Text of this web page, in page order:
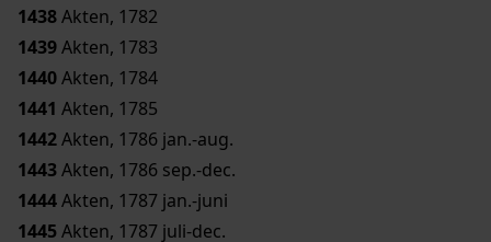
1438Akten, 1782
1439Akten, 1783
1440Akten, 1784
1441 Akten, 1785
1442Akten, 1786 jan.-aug.
1443Akten, 1786 sep.-dec.
1444Akten, 1787 jan.-juni
1445Akten, 1787 juli-dec.